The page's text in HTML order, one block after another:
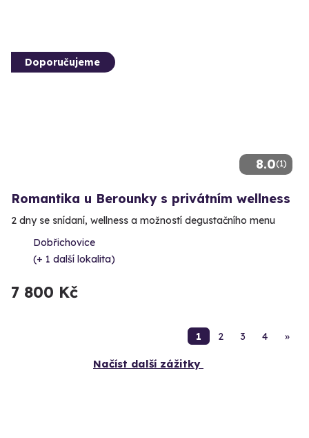
8.0(1)
Doporučujeme
Romantika u Berounky s privátním wellness
2 dny se snídaní, wellness a možností degustačního menu
Dobřichovice
(+ 1 další lokalita)
7 800 Kč
1 2 3 4 »
Načíst další zážitky